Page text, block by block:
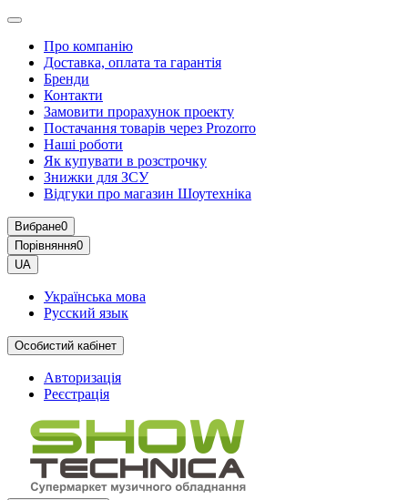
Про компанію
Доставка, оплата та гарантія
Бренди
Контакти
Замовити прорахунок проекту
Постачання товарів через Prozorro
Наші роботи
Як купувати в розстрочку
Знижки для ЗСУ
Відгуки про магазин Шоутехнiка
Вибране0
Порівняння0
UA
Українська мова
Русский язык
Особистий кабінет
Авторизація
Реєстрація